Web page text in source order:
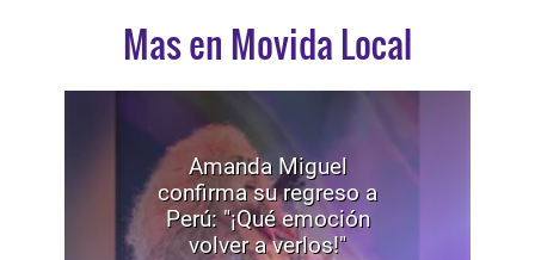
Mas en Movida Local
Amanda Miguel
confirma su regreso a
Perú: "¡Qué emoción
volver a verlos!"